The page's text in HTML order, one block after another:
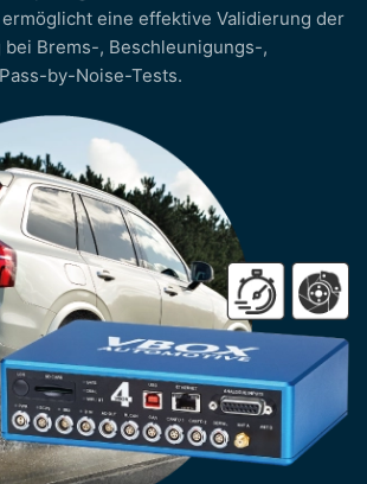
eine effektive Validierung der
Brems-, Beschleunigungs-,
by-Noise-Tests.